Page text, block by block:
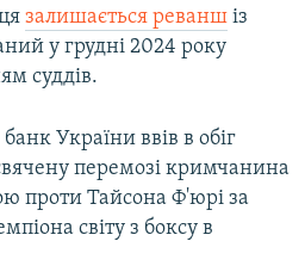
залишається реванш із
у грудні 2024 року
суддів.
України ввів в обіг
перемозі кримчанина
проти Тайсона Ф'юрі за
світу з боксу в